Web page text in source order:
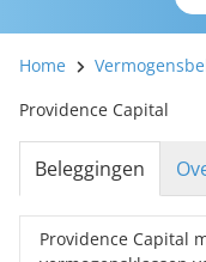
Home
Providence Capital
Beleggingen
Providence Capital